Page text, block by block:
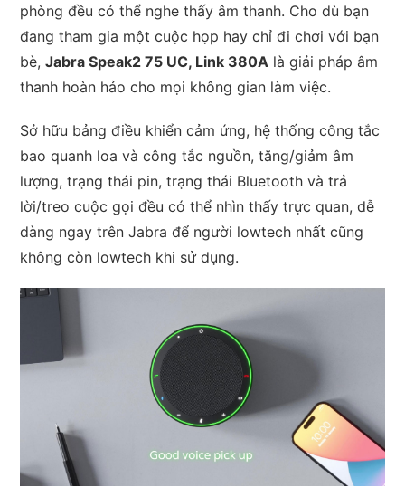
phòng đều có thể nghe thấy âm thanh. Cho dù bạn
đang tham gia một cuộc họp hay chỉ đi chơi với bạn
bè,Jabra Speak2 75 UC, Link 380A là giải pháp âm
thanh hoàn hảo cho mọi không gian làm việc.
Sở hữu bảng điều khiển cảm ứng, hệ thống công tắc
bao quanh loa và công tắc nguồn, tăng/giảm âm
lượng, trạng thái pin, trạng thái Bluetooth và trả
lời/treo cuộc gọi đều có thể nhìn thấy trực quan, dễ
dàng ngay trên Jabra để người lowtech nhất cũng
không còn lowtech khi sử dụng.